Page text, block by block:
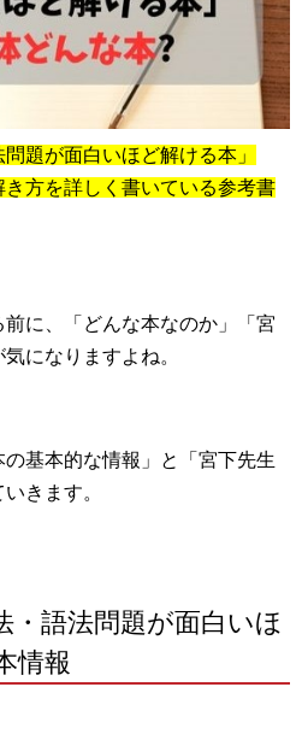
題が面白いほど解ける本」
方を詳しく書いている参考書
に、「どんな本なのか」「宮
になりますよね。
基本的な情報」と「宮下先生
きます。
・語法問題が面白いほ
情報